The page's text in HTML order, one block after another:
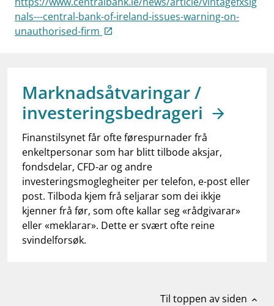
work_outlineJobb hos oss
dashboardInformasjon for investorer
nals---central-bank-of-ireland-issues-warning-on-
unauthorised-firm
Marknadsåtvaringar /
investeringsbedrageri
Finanstilsynet får ofte førespurnader frå
enkeltpersonar som har blitt tilbode aksjar,
fondsdelar, CFD-ar og andre
investeringsmoglegheiter per telefon, e-post eller
post. Tilboda kjem frå seljarar som dei ikkje
kjenner frå før, som ofte kallar seg «rådgivarar»
eller «meklarar». Dette er svært ofte reine
svindelforsøk.
Til toppen av siden expand_less